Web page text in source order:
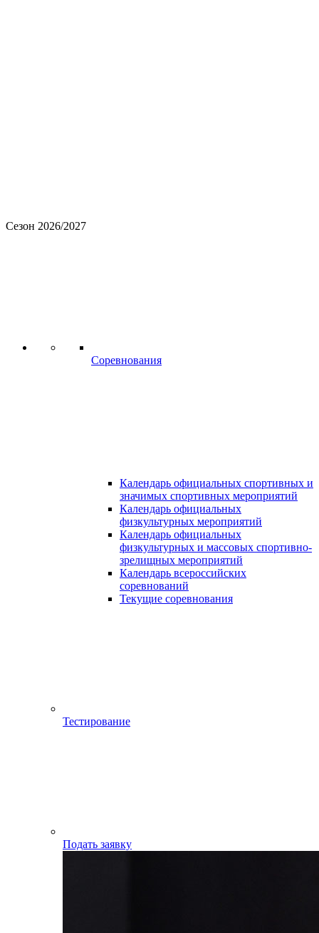
Сезон 2026/2027
Соревнования
Календарь официальных спортивных и
значимых спортивных мероприятий
Календарь официальных
физкультурных мероприятий
Календарь официальных
физкультурных и массовых спортивно-
зрелищных мероприятий
Календарь всероссийских
соревнований
Текущие соревнования
Тестирование
Подать заявку